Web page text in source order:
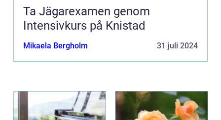
Ta Jägarexamen genom
Intensivkurs på Knistad
Mikaela Bergholm 31 juli 2024